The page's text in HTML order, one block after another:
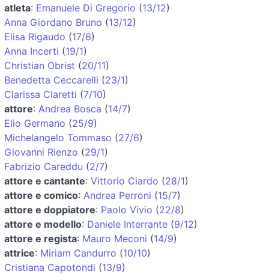
atleta: Emanuele Di Gregorio (13/12)
Anna Giordano Bruno (13/12)
Elisa Rigaudo (17/6)
Anna Incerti (19/1)
Christian Obrist (20/11)
Benedetta Ceccarelli (23/1)
Clarissa Claretti (7/10)
attore: Andrea Bosca (14/7)
Elio Germano (25/9)
Michelangelo Tommaso (27/6)
Giovanni Rienzo (29/1)
Fabrizio Careddu (2/7)
attore e cantante: Vittorio Ciardo (28/1)
attore e comico: Andrea Perroni (15/7)
attore e doppiatore: Paolo Vivio (22/8)
attore e modello: Daniele Interrante (9/12)
attore e regista: Mauro Meconi (14/9)
attrice: Miriam Candurro (10/10)
Cristiana Capotondi (13/9)